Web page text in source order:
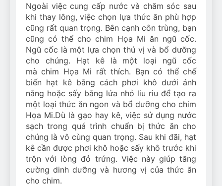
Ngoài việc cung cấp nước và chăm sóc sau
khi thay lông, việc chọn lựa thức ăn phù hợp
cũng rất quan trọng. Bên cạnh côn trùng, bạn
cũng có thể cho chim Họa Mi ăn ngũ cốc.
Ngũ cốc là một lựa chọn thú vị và bổ dưỡng
cho chúng. Hạt kê là một loại ngũ cốc
mà chim Họa Mi rất thích. Bạn có thể chế
biến hạt kê bằng cách phơi khô dưới ánh
nắng hoặc sấy bằng lửa nhỏ liu riu để tạo ra
một loại thức ăn ngon và bổ dưỡng cho chim
Họa Mi.Dù là gạo hay kê, việc sử dụng nước
sạch trong quá trình chuẩn bị thức ăn cho
chúng là vô cùng quan trọng. Sau khi đãi, hạt
kê cần được phơi khô hoặc sấy khô trước khi
trộn với lòng đỏ trứng. Việc này giúp tăng
cường dinh dưỡng và hương vị của thức ăn
cho chim.